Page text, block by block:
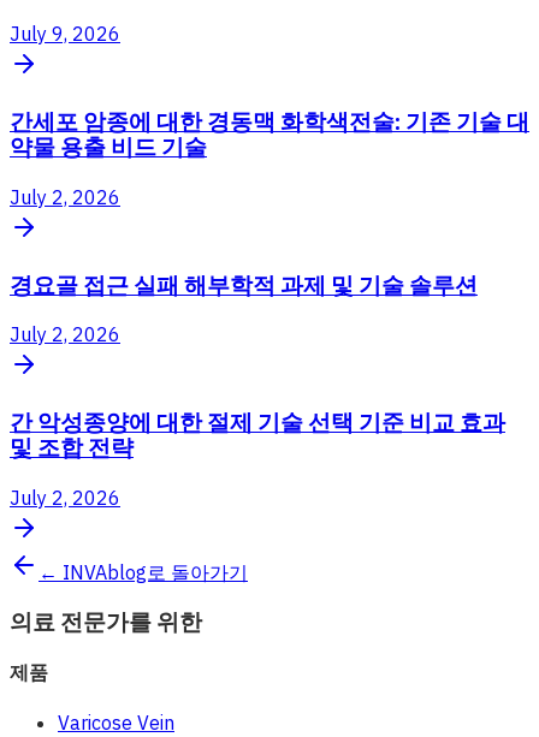
July 9, 2026
간세포 암종에 대한 경동맥 화학색전술: 기존 기술 대
약물 용출 비드 기술
July 2, 2026
경요골 접근 실패 해부학적 과제 및 기술 솔루션
July 2, 2026
간 악성종양에 대한 절제 기술 선택 기준 비교 효과
및 조합 전략
July 2, 2026
← INVAblog로 돌아가기
의료 전문가를 위한
제품
Varicose Vein